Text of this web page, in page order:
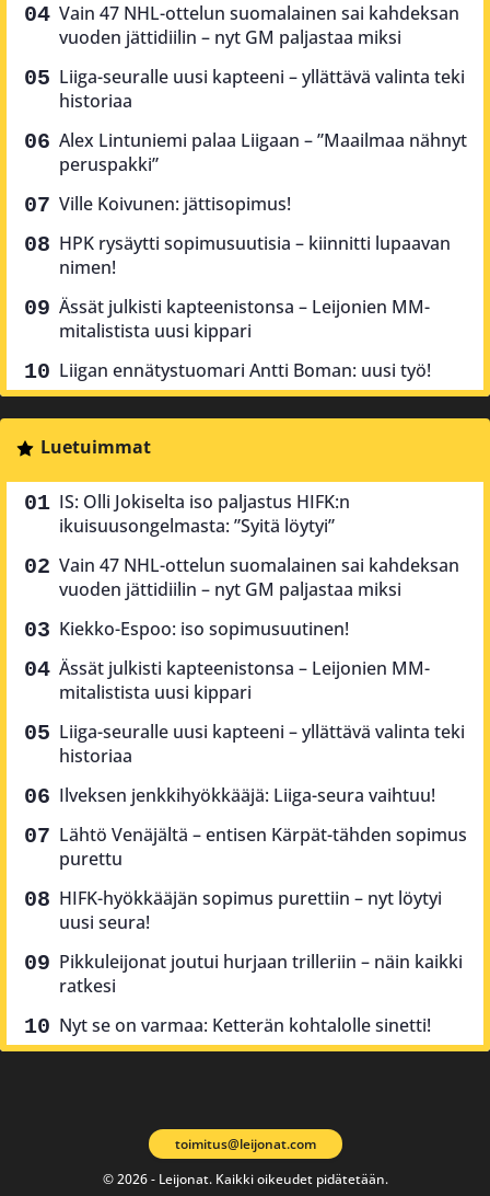
Vain 47 NHL-ottelun suomalainen sai kahdeksan
vuoden jättidiilin – nyt GM paljastaa miksi
Liiga-seuralle uusi kapteeni – yllättävä valinta teki
historiaa
Alex Lintuniemi palaa Liigaan – ”Maailmaa nähnyt
peruspakki”
Ville Koivunen: jättisopimus!
HPK rysäytti sopimusuutisia – kiinnitti lupaavan
nimen!
Ässät julkisti kapteenistonsa – Leijonien MM-
mitalistista uusi kippari
Liigan ennätystuomari Antti Boman: uusi työ!
Luetuimmat
IS: Olli Jokiselta iso paljastus HIFK:n
ikuisuusongelmasta: ”Syitä löytyi”
Vain 47 NHL-ottelun suomalainen sai kahdeksan
vuoden jättidiilin – nyt GM paljastaa miksi
Kiekko-Espoo: iso sopimusuutinen!
Ässät julkisti kapteenistonsa – Leijonien MM-
mitalistista uusi kippari
Liiga-seuralle uusi kapteeni – yllättävä valinta teki
historiaa
Ilveksen jenkkihyökkääjä: Liiga-seura vaihtuu!
Lähtö Venäjältä – entisen Kärpät-tähden sopimus
purettu
HIFK-hyökkääjän sopimus purettiin – nyt löytyi
uusi seura!
Pikkuleijonat joutui hurjaan trilleriin – näin kaikki
ratkesi
Nyt se on varmaa: Ketterän kohtalolle sinetti!
© 2026 - Leijonat. Kaikki oikeudet pidätetään.
toimitus@leijonat.com